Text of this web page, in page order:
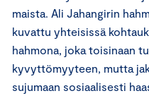
maista. Ali Jahangirin
kuvattu yhteisissä
hahmona, joka toisinaan
kyvyttömyyteen, mutta
sujumaan sosiaalisesti